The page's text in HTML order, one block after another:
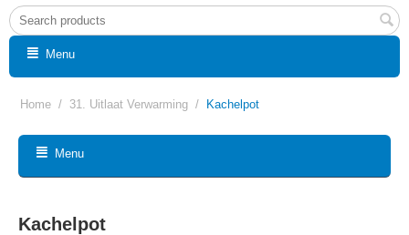
Menu
Home / 31. Uitlaat Verwarming / Kachelpot
Menu
Kachelpot